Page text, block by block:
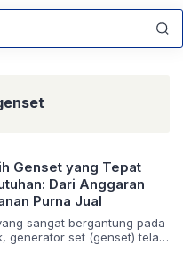
Genset yang Tepat
Dari Anggaran
Purna Jual
sangat bergantung pada
generator set (genset) telah